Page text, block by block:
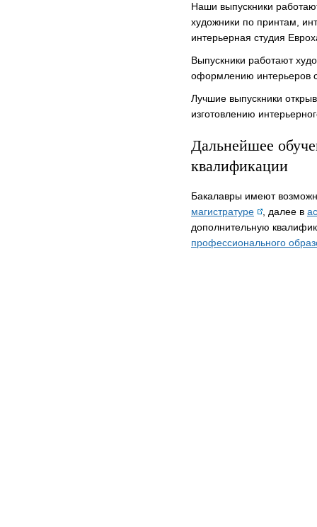
Наши выпускники
художники по принтам,
интерьерная студия
Выпускники работают
оформлению интерьеров
Лучшие выпускники
изготовлению
Дальнейшее
квалификации
Бакалавры имеют
магистратуре
, далее в
дополнительную
профессионального